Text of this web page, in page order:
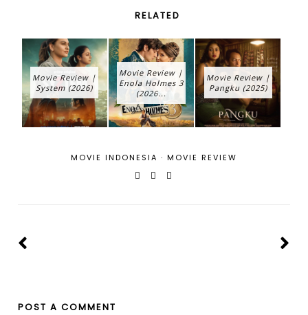
RELATED
Movie Review |
System (2026)
Movie Review |
Enola Holmes 3
(2026...
Movie Review |
Pangku (2025)
MOVIE INDONESIA · MOVIE REVIEW
POST A COMMENT